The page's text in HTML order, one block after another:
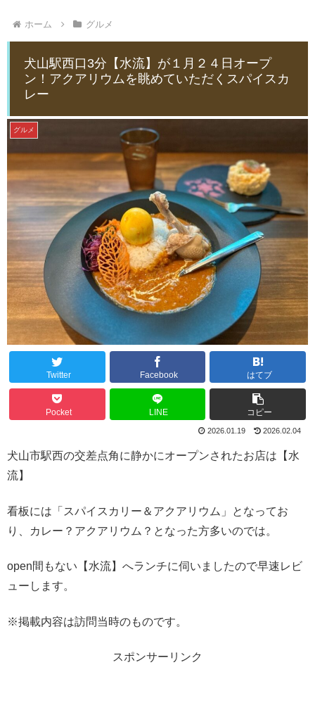
ホーム グルメ
犬山駅西口3分【水流】が１月２４日オープ
ン！アクアリウムを眺めていただくスパイスカ
レー
グルメ
Twitter Facebook はてブ
Pocket LINE コピー
2026.01.19 2026.02.04
犬山市駅西の交差点角に静かにオープンされたお店は【水
流】
看板には「スパイスカリー＆アクアリウム」となってお
り、カレー？アクアリウム？となった方多いのでは。
open間もない【水流】へランチに伺いましたので早速レビ
ューします。
※掲載内容は訪問当時のものです。
スポンサーリンク